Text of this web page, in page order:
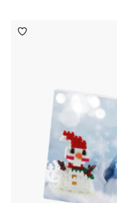
Toevoegen
aan